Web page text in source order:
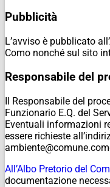
Pubblicità
L’avviso è pubblicato
Como nonché sul sito
Responsabile del
Il Responsabile del
Funzionario E.Q. del
Eventuali informazioni
essere richieste
All’Albo Pretorio del
documentazione